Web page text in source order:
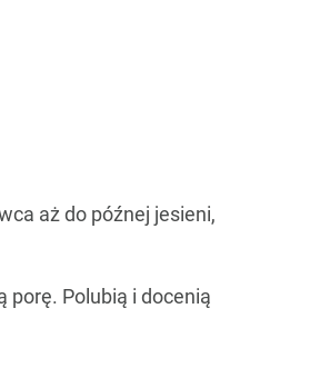
aż do późnej jesieni,
porę. Polubią i docenią